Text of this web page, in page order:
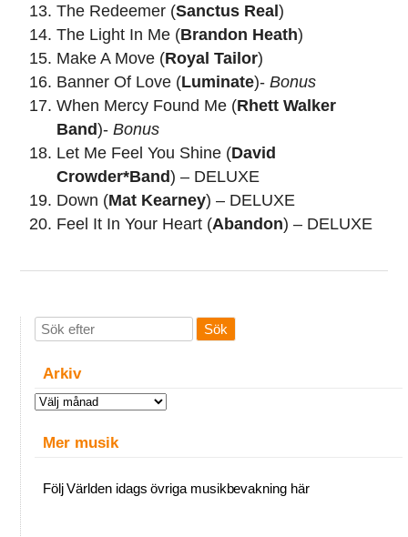
The Redeemer (Sanctus Real)
The Light In Me (Brandon Heath)
Make A Move (Royal Tailor)
Banner Of Love (Luminate)- Bonus
When Mercy Found Me (Rhett Walker
Band)- Bonus
Let Me Feel You Shine (David
Crowder*Band) – DELUXE
Down (Mat Kearney) – DELUXE
Feel It In Your Heart (Abandon) – DELUXE
Arkiv
Arkiv
Mer musik
Följ Världen idags övriga musikbevakning här